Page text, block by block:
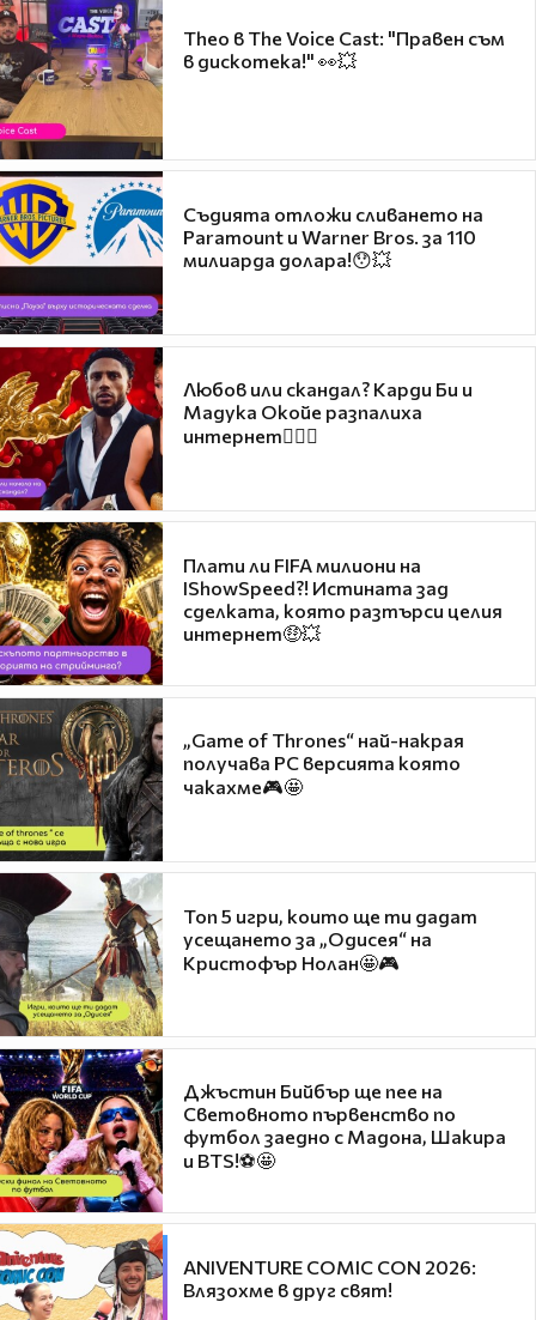
Theo в The Voice Cast: "Правен съм
в дискотека!" 👀💥
Съдията отложи сливането на
Paramount и Warner Bros. за 110
милиарда долара!😯💥
Любов или скандал? Карди Би и
Мадука Окойе разпалиха
интернет❤️‍🔥🔥
Плати ли FIFA милиони на
IShowSpeed?! Истината зад
сделката, която разтърси целия
интернет🤑💥
„Game of Thrones“ най-накрая
получава PC версията която
чакахме🎮🤩
Топ 5 игри, които ще ти дадат
усещането за „Одисея“ на
Кристофър Нолан🤩🎮
Джъстин Бийбър ще пее на
Световното първенство по
футбол заедно с Мадона, Шакира
и BTS!⚽🤩
ANIVENTURE COMIC CON 2026:
Влязохме в друг свят!